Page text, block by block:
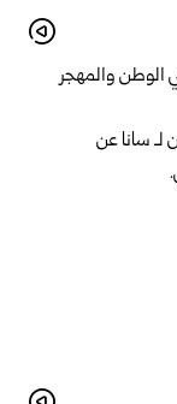
الوطن والمهجر